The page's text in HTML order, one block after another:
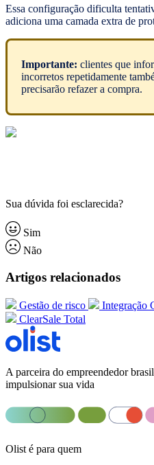
Essa configuração dificulta
adiciona uma camada extra de
Importante: clientes que
incorretos repetidamente
precisarão refazer a compra.
Sua dúvida foi esclarecida?
Sim
Não
Artigos relacionados
Gestão de risco
Integração
ClearSale Total
A parceira do empreendedor
impulsionar sua vida
Olist é para quem